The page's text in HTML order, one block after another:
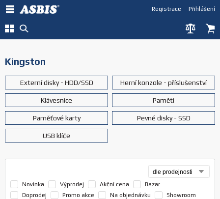
Přihlášení
Registrace
Kingston
Externí disky - HDD/SSD Herní konzole - příslušenství
Klávesnice Paměti
Paměťové karty Pevné disky - SSD
USB klíče
Novinka Výprodej Akční cena
Bazar
Doprodej
Promo akce Na objednávku
Showroom